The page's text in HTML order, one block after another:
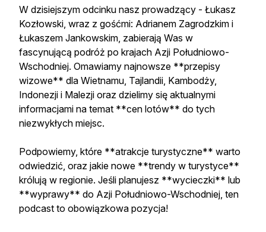
W dzisiejszym odcinku nasz prowadzący - Łukasz
Kozłowski, wraz z gośćmi: Adrianem Zagrodzkim i
Łukaszem Jankowskim, zabierają Was w
fascynującą podróż po krajach Azji Południowo-
Wschodniej. Omawiamy najnowsze **przepisy
wizowe** dla Wietnamu, Tajlandii, Kambodży,
Indonezji i Malezji oraz dzielimy się aktualnymi
informacjami na temat **cen lotów** do tych
niezwykłych miejsc.
Podpowiemy, które **atrakcje turystyczne** warto
odwiedzić, oraz jakie nowe **trendy w turystyce**
królują w regionie. Jeśli planujesz **wycieczki** lub
**wyprawy** do Azji Południowo-Wschodniej, ten
podcast to obowiązkowa pozycja!